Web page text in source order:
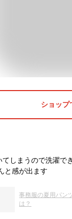
ショップ
しまうので洗濯で
と感が出ます
事務服の夏用パン
は？